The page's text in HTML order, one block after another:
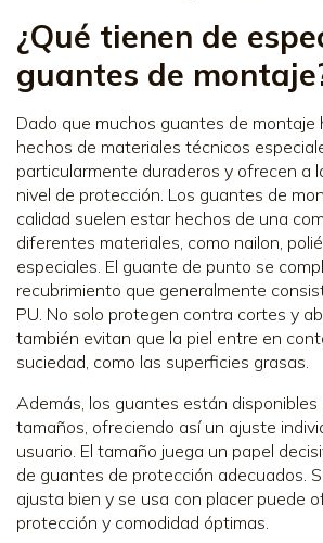
¿Qué tienen de
guantes de
Dado que muchos guantes de montaje
hechos de materiales técnicos
particularmente duraderos y ofrecen a
nivel de protección. Los guantes de
calidad suelen estar hechos de una
diferentes materiales, como nailon,
especiales. El guante de punto se
recubrimiento que generalmente
PU. No solo protegen contra cortes y
también evitan que la piel entre en
suciedad, como las superficies grasas.
Además, los guantes están
tamaños, ofreciendo así un ajuste
usuario. El tamaño juega un papel
de guantes de protección adecuados.
ajusta bien y se usa con placer puede
protección y comodidad óptimas.